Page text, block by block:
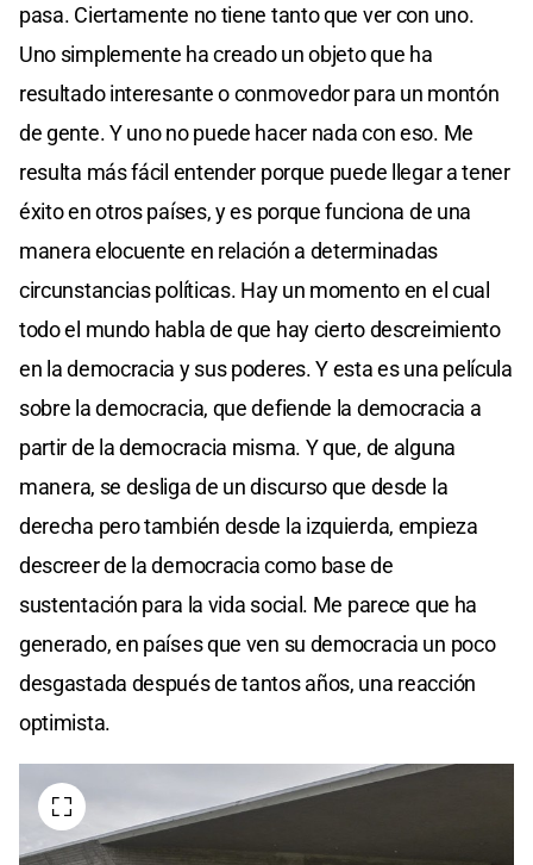
pasa. Ciertamente no tiene tanto que ver con uno.
Uno simplemente ha creado un objeto que ha
resultado interesante o conmovedor para un montón
de gente. Y uno no puede hacer nada con eso. Me
resulta más fácil entender porque puede llegar a tener
éxito en otros países, y es porque funciona de una
manera elocuente en relación a determinadas
circunstancias políticas. Hay un momento en el cual
todo el mundo habla de que hay cierto descreimiento
en la democracia y sus poderes. Y esta es una película
sobre la democracia, que defiende la democracia a
partir de la democracia misma. Y que, de alguna
manera, se desliga de un discurso que desde la
derecha pero también desde la izquierda, empieza
descreer de la democracia como base de
sustentación para la vida social. Me parece que ha
generado, en países que ven su democracia un poco
desgastada después de tantos años, una reacción
optimista.